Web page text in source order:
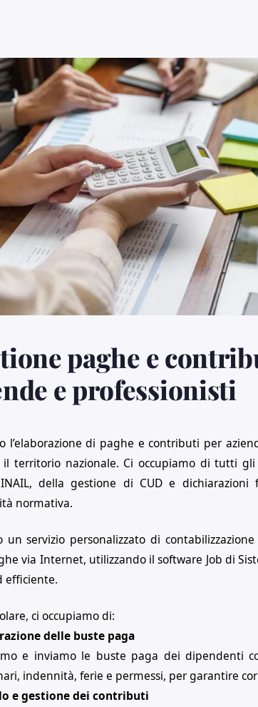
paghe e
e professionisti
l’elaborazione di paghe e contributi per
territorio nazionale. Ci occupiamo di tutti
della gestione di CUD e dichiarazioni
normativa.
un servizio personalizzato di
via Internet, utilizzando il software Job di
efficiente.
ci occupiamo di:
delle buste paga
e inviamo le buste paga dei dipendenti
indennità, ferie e permessi, per garantire
e gestione dei contributi